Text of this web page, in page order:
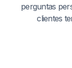
perguntas
clientes